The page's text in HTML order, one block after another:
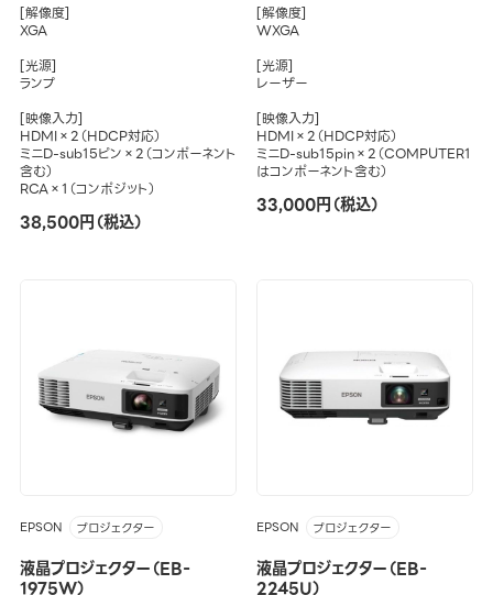
[解像度]
XGA
[光源]
ランプ
[映像入力]
HDMI×2（HDCP対応）
ミニD-sub15ピン×2（コンポーネント
含む）
RCA×1（コンポジット）
38,500円（税込）
[解像度]
WXGA
[光源]
レーザー
[映像入力]
HDMI×2（HDCP対応）
ミニD-sub15pin×2（COMPUTER1
はコンポーネント含む）
33,000円（税込）
EPSON プロジェクター
液晶プロジェクター（EB-
1975W）
EPSON プロジェクター
液晶プロジェクター（EB-
2245U）